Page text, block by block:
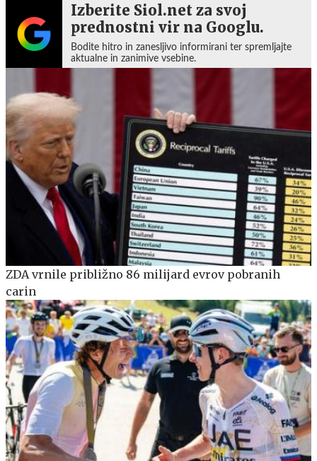
Izberite Siol.net za svoj
prednostni vir na Googlu.
Bodite hitro in zanesljivo informirani ter spremljajte
aktualne in zanimive vsebine.
ZDA vrnile približno 86 milijard evrov pobranih
carin